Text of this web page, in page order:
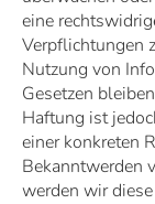
eine
Verpflichtungen
Nutzung von
Gesetzen
Haftung ist
einer konkreten
Bekanntwerden
werden wir